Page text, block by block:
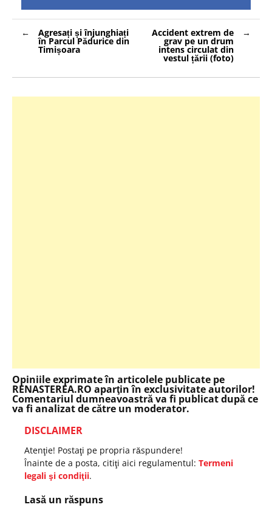
Navigare
în
articole
Agresați și înjunghiați
în Parcul Pădurice din
Timișoara
Accident extrem de
grav pe un drum
intens circulat din
vestul țării (foto)
Opiniile exprimate în articolele publicate pe
RENASTEREA.RO aparţin în exclusivitate autorilor!
Comentariul dumneavoastră va fi publicat după ce
va fi analizat de către un moderator.
DISCLAIMER
Atenţie! Postaţi pe propria răspundere!
Înainte de a posta, citiţi aici regulamentul: Termeni
legali şi condiţii.
Lasă un răspuns